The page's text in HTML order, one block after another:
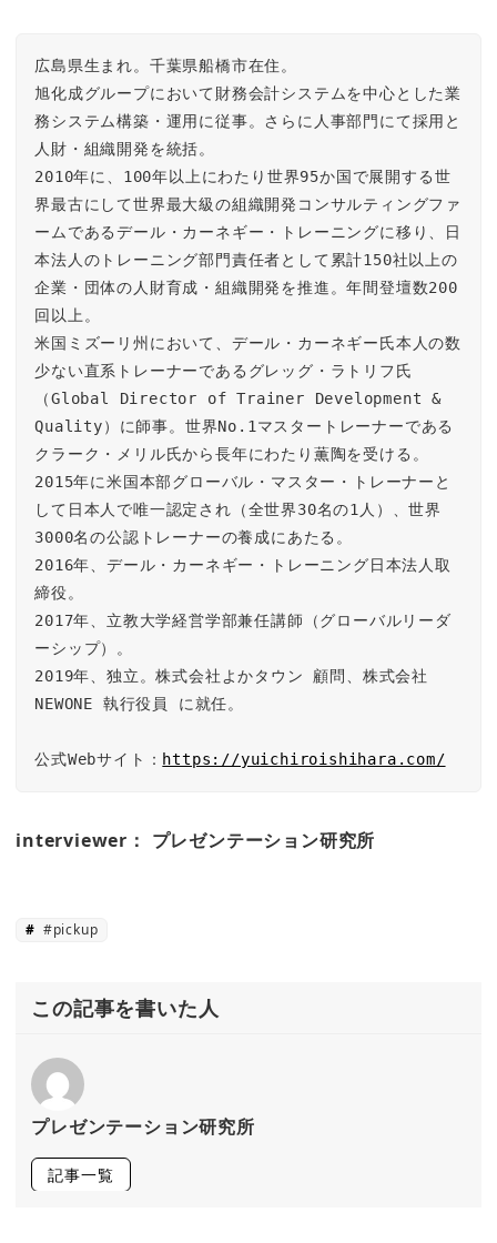
広島県生まれ。千葉県船橋市在住。
旭化成グループにおいて財務会計システムを中心とした業
務システム構築・運用に従事。さらに人事部門にて採用と
人財・組織開発を統括。
2010年に、100年以上にわたり世界95か国で展開する世
界最古にして世界最大級の組織開発コンサルティングファ
ームであるデール・カーネギー・トレーニングに移り、日
本法人のトレーニング部門責任者として累計150社以上の
企業・団体の人財育成・組織開発を推進。年間登壇数200
回以上。
米国ミズーリ州において、デール・カーネギー氏本人の数
少ない直系トレーナーであるグレッグ・ラトリフ氏
（Global Director of Trainer Development &
Quality）に師事。世界No.1マスタートレーナーである
クラーク・メリル氏から長年にわたり薫陶を受ける。
2015年に米国本部グローバル・マスター・トレーナーと
して日本人で唯一認定され（全世界30名の1人）、世界
3000名の公認トレーナーの養成にあたる。
2016年、デール・カーネギー・トレーニング日本法人取
締役。
2017年、立教大学経営学部兼任講師（グローバルリーダ
ーシップ）。
2019年、独立。株式会社よかタウン 顧問、株式会社
NEWONE 執行役員 に就任。
公式Webサイト： https://yuichiroishihara.com/
interviewer： プレゼンテーション研究所
#pickup
この記事を書いた人
プレゼンテーション研究所
記事一覧